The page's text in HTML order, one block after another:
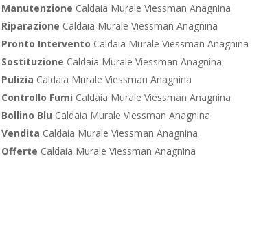
Manutenzione Caldaia Murale Viessman Anagnina
Riparazione Caldaia Murale Viessman Anagnina
Pronto Intervento Caldaia Murale Viessman Anagnina
Sostituzione Caldaia Murale Viessman Anagnina
Pulizia Caldaia Murale Viessman Anagnina
Controllo Fumi Caldaia Murale Viessman Anagnina
Bollino Blu Caldaia Murale Viessman Anagnina
Vendita Caldaia Murale Viessman Anagnina
Offerte Caldaia Murale Viessman Anagnina